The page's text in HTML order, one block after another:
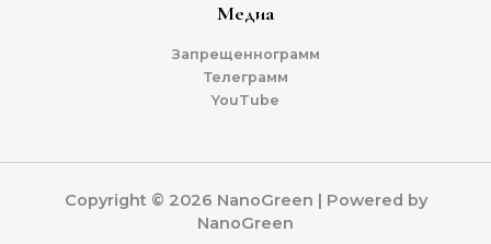
Медиа
Запрещеннограмм
Телеграмм
YouTube
Copyright © 2026 NanoGreen | Powered by
NanoGreen